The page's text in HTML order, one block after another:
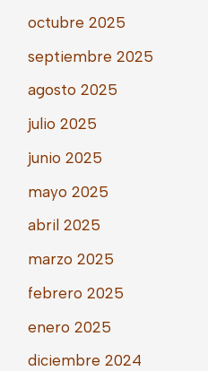
octubre 2025
septiembre 2025
agosto 2025
julio 2025
junio 2025
mayo 2025
abril 2025
marzo 2025
febrero 2025
enero 2025
diciembre 2024